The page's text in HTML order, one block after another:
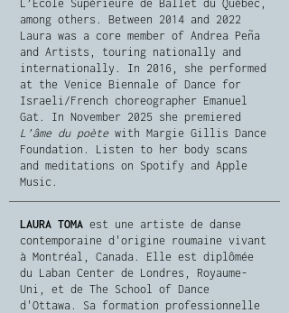
L’École Supérieure de Ballet du Québec,
among others. Between 2014 and 2022
Laura was a core member of Andrea Peña
and Artists, touring nationally and
internationally. In 2016, she performed
at the Venice Biennale of Dance for
Israeli/French choreographer Emanuel
Gat. In November 2025 she premiered
L’âme du poètewith Margie Gillis Dance
Foundation. Listen to her body scans
and meditations on Spotify and Apple
Music.
LAURA TOMA est une artiste de danse
contemporaine d'origine roumaine vivant
à Montréal, Canada. Elle est diplômée
du Laban Center de Londres, Royaume-
Uni, et de The School of Dance
d'Ottawa. Sa formation professionnelle